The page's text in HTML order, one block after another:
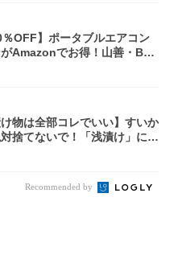
％OFF】ポータブルエアコン
がAmazonでお得！山善・Bo
け物は全部コレでいい】すいか
捨てないで！「浅漬け」にす
Recommended by